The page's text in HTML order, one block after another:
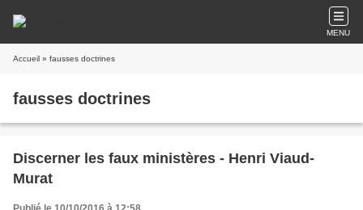
MENU
Accueil » fausses doctrines
fausses doctrines
Discerner les faux ministères - Henri Viaud-
Murat